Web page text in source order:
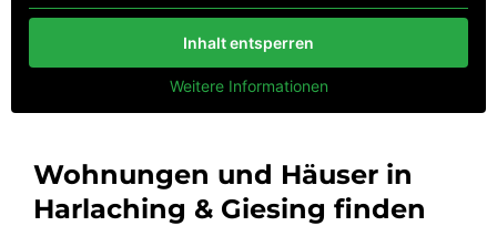
Inhalt entsperren
Weitere Informationen
Wohnungen und Häuser in
Harlaching & Giesing finden